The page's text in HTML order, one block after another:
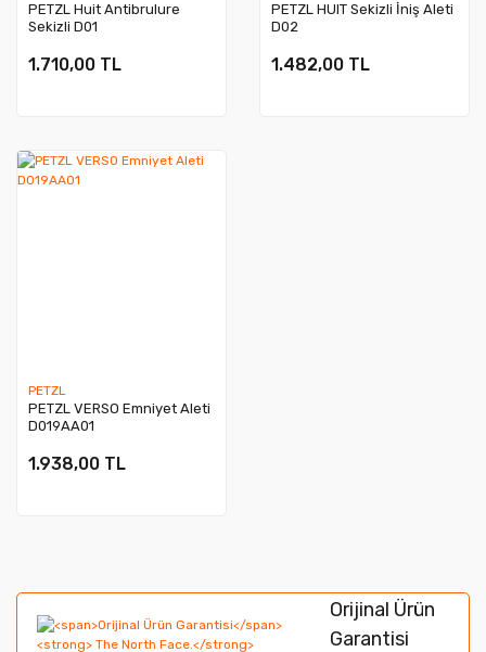
PETZL Huit Antibrulure
Sekizli D01
1.710,00 TL
PETZL HUIT Sekizli İniş Aleti
D02
1.482,00 TL
PETZL
PETZL VERSO Emniyet Aleti
D019AA01
1.938,00 TL
Orijinal Ürün
Garantisi